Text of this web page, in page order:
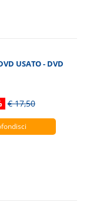
USATO - DVD
€ 17,50